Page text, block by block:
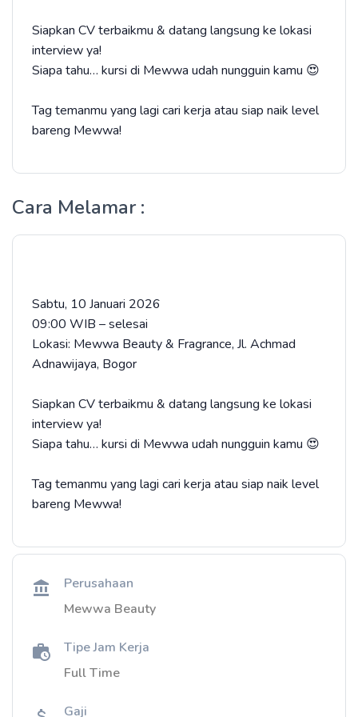
Siapkan CV terbaikmu & datang langsung ke lokasi
interview ya!
Siapa tahu… kursi di Mewwa udah nungguin kamu 😍
Tag temanmu yang lagi cari kerja atau siap naik level
bareng Mewwa!
Cara Melamar :
Sabtu, 10 Januari 2026
09:00 WIB – selesai
Lokasi: Mewwa Beauty & Fragrance, Jl. Achmad
Adnawijaya, Bogor
Siapkan CV terbaikmu & datang langsung ke lokasi
interview ya!
Siapa tahu… kursi di Mewwa udah nungguin kamu 😍
Tag temanmu yang lagi cari kerja atau siap naik level
bareng Mewwa!
Perusahaan
Mewwa Beauty
Tipe Jam Kerja
Full Time
Gaji